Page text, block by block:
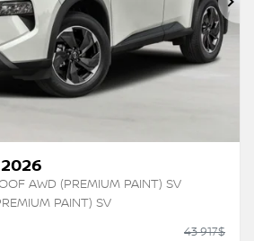
AWD (PREMIUM PAINT) SV
PAINT) SV
43 917$